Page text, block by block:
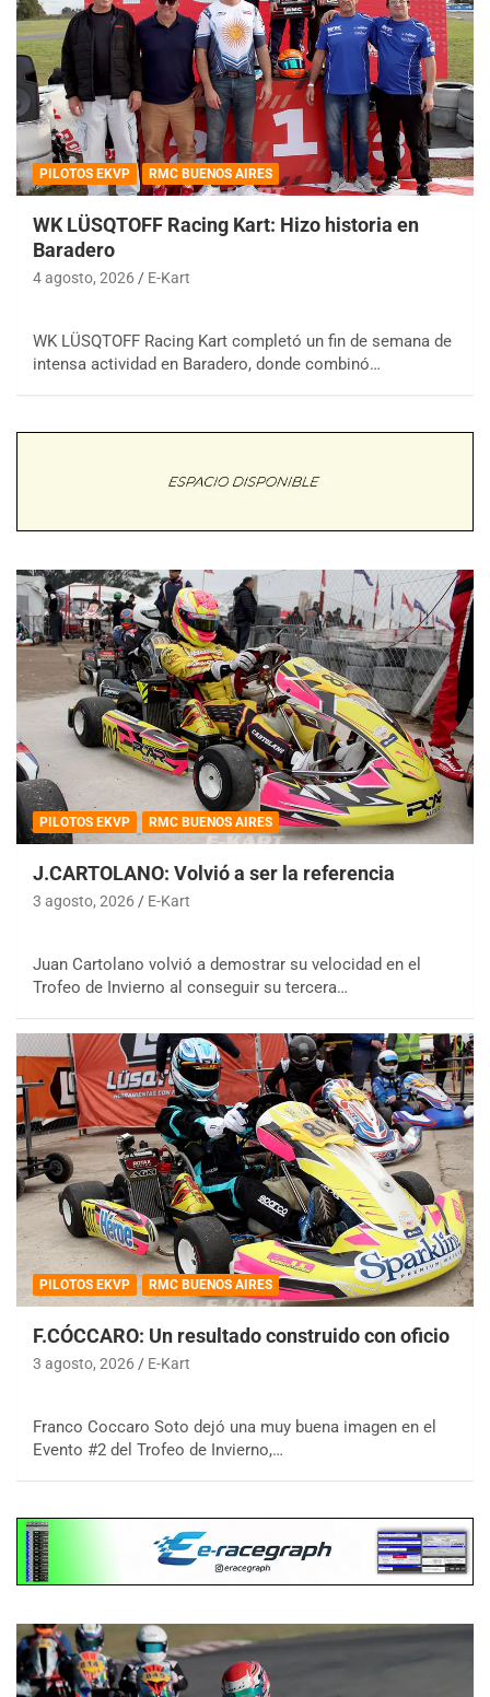
PILOTOS EKVP RMC BUENOS AIRES
WK LÜSQTOFF Racing Kart: Hizo historia en
Baradero
4 agosto, 2026 E-Kart
WK LÜSQTOFF Racing Kart completó un fin de semana de
intensa actividad en Baradero, donde combinó…
PILOTOS EKVP RMC BUENOS AIRES
J.CARTOLANO: Volvió a ser la referencia
3 agosto, 2026 E-Kart
Juan Cartolano volvió a demostrar su velocidad en el
Trofeo de Invierno al conseguir su tercera…
PILOTOS EKVP RMC BUENOS AIRES
F.CÓCCARO: Un resultado construido con oficio
3 agosto, 2026 E-Kart
Franco Coccaro Soto dejó una muy buena imagen en el
Evento #2 del Trofeo de Invierno,…